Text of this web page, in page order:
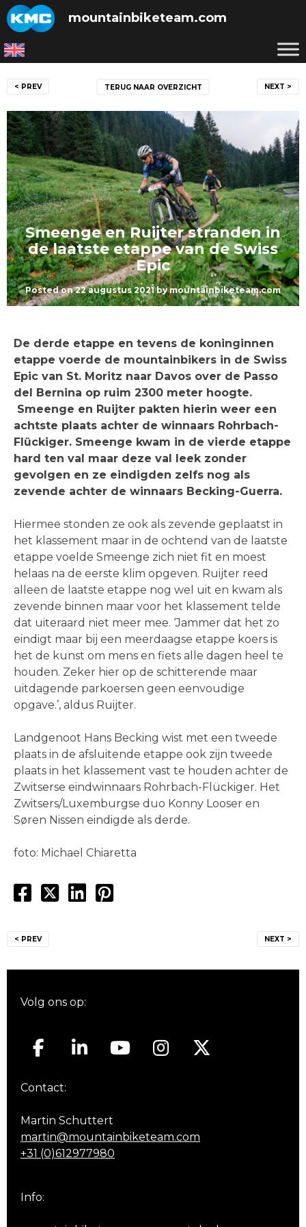
Skip
to
content
mountainbiketeam.com
navigatie
< PREV NEXT >
TERUG NAAR OVERZICHT
Smeenge en Ruijter stranden in
de laatste etappe van de Swiss
Epic
Posted on22 augustus 2021bymountainbiketeam.com
De derde etappe en tevens de koninginnen
etappe voerde de mountainbikers in de Swiss
Epic van St. Moritz naar Davos over de Passo
del Bernina op ruim 2300 meter hoogte.
Smeenge en Ruijter pakten hierin weer een
achtste plaats achter de winnaars Rohrbach-
Flückiger. Smeenge kwam in de vierde etappe
hard ten val maar deze val leek zonder
gevolgen en ze eindigden zelfs nog als
zevende achter de winnaars Becking-Guerra.
Hiermee stonden ze ook als zevende geplaatst in
het klassement maar in de ochtend van de laatste
etappe voelde Smeenge zich niet fit en moest
helaas na de eerste klim opgeven. Ruijter reed
alleen de laatste etappe nog wel uit en kwam als
zevende binnen maar voor het klassement telde
dat uiteraard niet meer mee. ‘Jammer dat het zo
eindigt maar bij een meerdaagse etappe koers is
het de kunst om mens en fiets alle dagen heel te
houden. Zeker hier op de schitterende maar
uitdagende parkoersen geen eenvoudige
opgave.’, aldus Ruijter.
Landgenoot Hans Becking wist met een tweede
plaats in de afsluitende etappe ook zijn tweede
plaats in het klassement vast te houden achter de
Zwitserse eindwinnaars Rohrbach-Flückiger. Het
Zwitsers/Luxemburgse duo Konny Looser en
Søren Nissen eindigde als derde.
foto: Michael Chiaretta
navigatie
< PREV NEXT >
Volg ons op:
Contact:
Martin Schuttert
martin@mountainbiketeam.com
+31 (0)612977980
Info: